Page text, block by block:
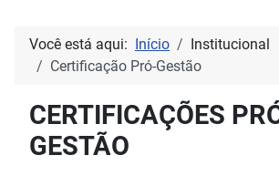
Você está aqui: Início
Institucional
Certificação Pró-Gestão
CERTIFICAÇÕES
GESTÃO